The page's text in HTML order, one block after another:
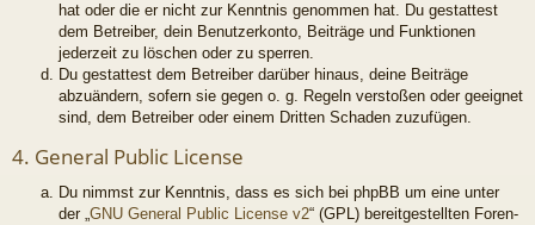
hat oder die er nicht zur Kenntnis genommen hat. Du gestattest
dem Betreiber, dein Benutzerkonto, Beiträge und Funktionen
jederzeit zu löschen oder zu sperren.
Du gestattest dem Betreiber darüber hinaus, deine Beiträge
abzuändern, sofern sie gegen o. g. Regeln verstoßen oder geeignet
sind, dem Betreiber oder einem Dritten Schaden zuzufügen.
4. General Public License
Du nimmst zur Kenntnis, dass es sich bei phpBB um eine unter
der „GNU General Public License v2“ (GPL) bereitgestellten Foren-